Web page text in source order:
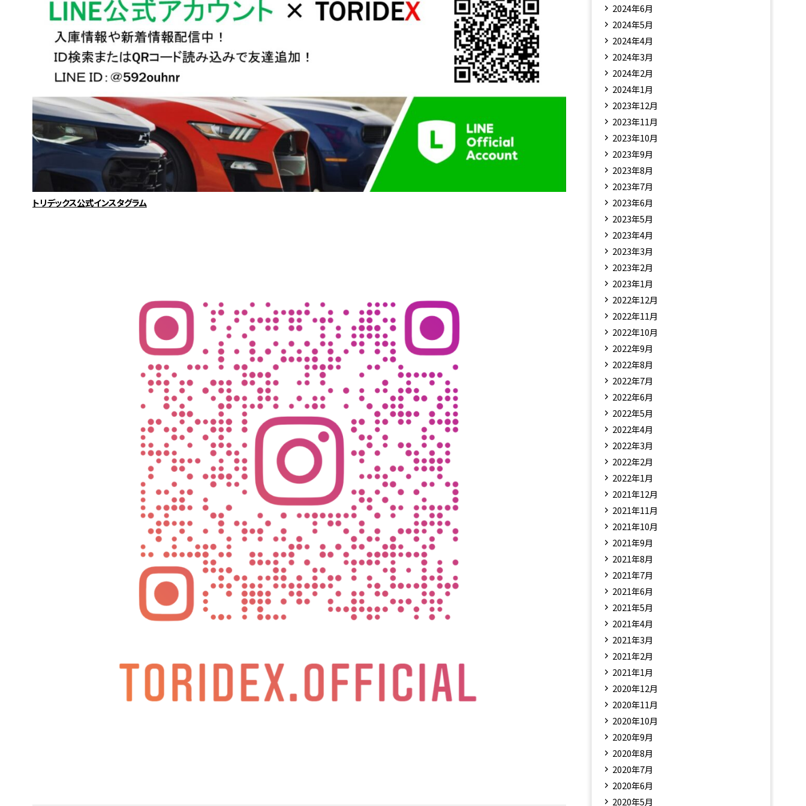
トリデックス公式インスタグラム
2024年6月
2024年5月
2024年4月
2024年3月
2024年2月
2024年1月
2023年12月
2023年11月
2023年10月
2023年9月
2023年8月
2023年7月
2023年6月
2023年5月
2023年4月
2023年3月
2023年2月
2023年1月
2022年12月
2022年11月
2022年10月
2022年9月
2022年8月
2022年7月
2022年6月
2022年5月
2022年4月
2022年3月
2022年2月
2022年1月
2021年12月
2021年11月
2021年10月
2021年9月
2021年8月
2021年7月
2021年6月
2021年5月
2021年4月
2021年3月
2021年2月
2021年1月
2020年12月
2020年11月
2020年10月
2020年9月
2020年8月
2020年7月
2020年6月
2020年5月